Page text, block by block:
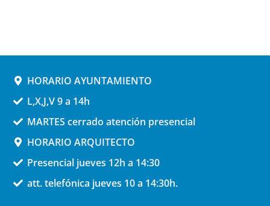
HORARIO AYUNTAMIENTO
L,X,J,V 9 a 14h
MARTES cerrado atención presencial
HORARIO ARQUITECTO
Presencial jueves 12h a 14:30
att. telefónica jueves 10 a 14:30h.